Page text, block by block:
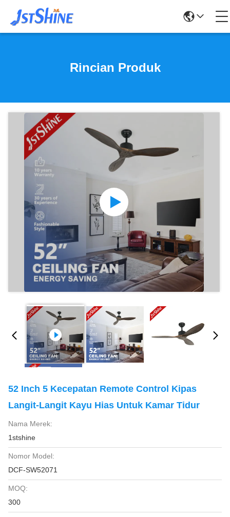
Rincian Produk
52 Inch 5 Kecepatan Remote Control Kipas
Langit-Langit Kayu Hias Untuk Kamar Tidur
Nama Merek:
1stshine
Nomor Model:
DCF-SW52071
MOQ:
300